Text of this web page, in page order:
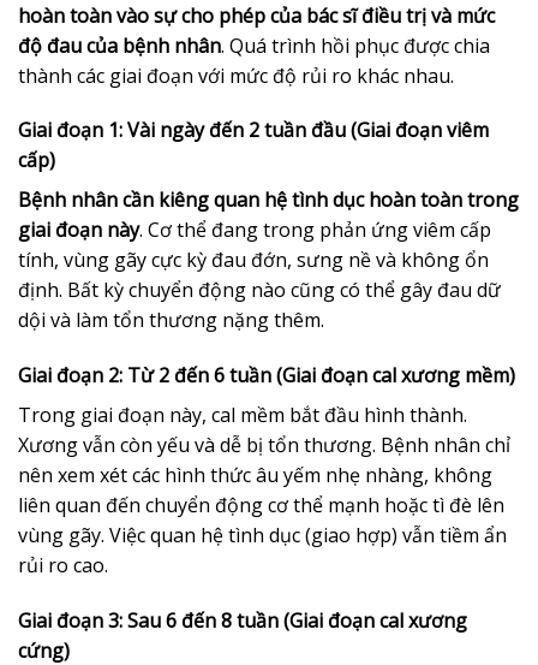
hoàn toàn vào sự cho phép của bác sĩ điều trị và mức
độ đau của bệnh nhân. Quá trình hồi phục được chia
thành các giai đoạn với mức độ rủi ro khác nhau.
Giai đoạn 1: Vài ngày đến 2 tuần đầu (Giai đoạn viêm
cấp)
Bệnh nhân cần kiêng quan hệ tình dục hoàn toàn trong
giai đoạn này. Cơ thể đang trong phản ứng viêm cấp
tính, vùng gãy cực kỳ đau đớn, sưng nề và không ổn
định. Bất kỳ chuyển động nào cũng có thể gây đau dữ
dội và làm tổn thương nặng thêm.
Giai đoạn 2: Từ 2 đến 6 tuần (Giai đoạn cal xương mềm)
Trong giai đoạn này, cal mềm bắt đầu hình thành.
Xương vẫn còn yếu và dễ bị tổn thương. Bệnh nhân chỉ
nên xem xét các hình thức âu yếm nhẹ nhàng, không
liên quan đến chuyển động cơ thể mạnh hoặc tì đè lên
vùng gãy. Việc quan hệ tình dục (giao hợp) vẫn tiềm ẩn
rủi ro cao.
Giai đoạn 3: Sau 6 đến 8 tuần (Giai đoạn cal xương
cứng)